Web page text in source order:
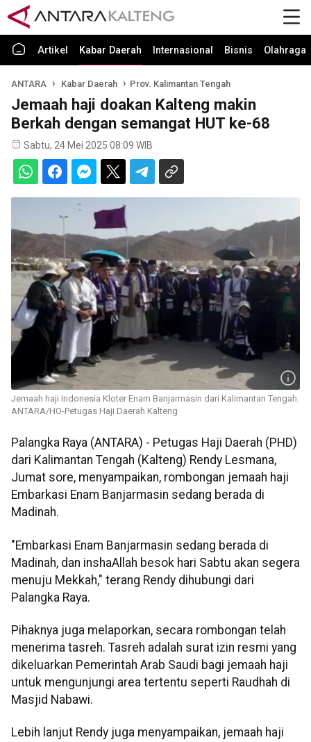
Artikel Kabar Daerah Internasional Bisnis Olahraga
ANTARA Kabar Daerah Prov. Kalimantan Tengah
Jemaah haji doakan Kalteng makin
Berkah dengan semangat HUT ke-68
Sabtu, 24 Mei 2025 08:09 WIB
Jemaah haji Indonesia Kloter Enam Banjarmasin dari Kalimantan Tengah.
ANTARA/HO-Petugas Haji Daerah Kalteng
Palangka Raya (ANTARA) - Petugas Haji Daerah (PHD)
dari Kalimantan Tengah (Kalteng) Rendy Lesmana,
Jumat sore, menyampaikan, rombongan jemaah haji
Embarkasi Enam Banjarmasin sedang berada di
Madinah.
"Embarkasi Enam Banjarmasin sedang berada di
Madinah, dan inshaAllah besok hari Sabtu akan segera
menuju Mekkah," terang Rendy dihubungi dari
Palangka Raya.
Pihaknya juga melaporkan, secara rombongan telah
menerima tasreh. Tasreh adalah surat izin resmi yang
dikeluarkan Pemerintah Arab Saudi bagi jemaah haji
untuk mengunjungi area tertentu seperti Raudhah di
Masjid Nabawi.
Lebih lanjut Rendy juga menyampaikan, jemaah haji